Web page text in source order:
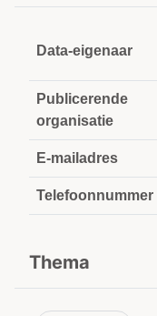
Data-eigenaar
Publicerende
organisatie
E-mailadres
Telefoonnummer
Thema